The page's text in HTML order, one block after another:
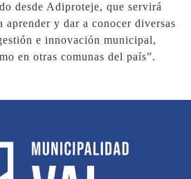
desde Adiproteje, que servirá
aprender y dar a conocer diversas
e innovación municipal,
en otras comunas del país”.